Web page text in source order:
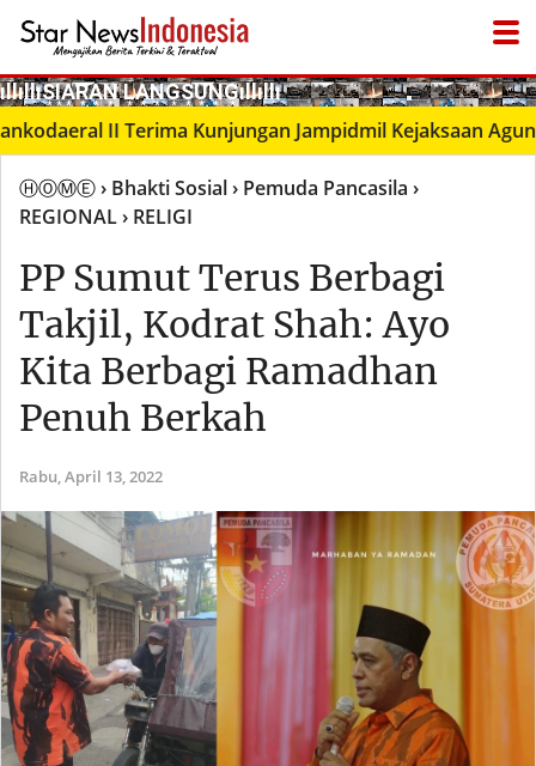
­ıllıllıS͙I͙A͙R͙A͙N͙ L͙A͙N͙G͙S͙U͙N͙G͙ıllıllı ● LIVΞ Tᐯ
II Terima Kunjungan Jampidmil Kejaksaan Agung
ⒽⓄⓂⒺ› Bhakti Sosial› Pemuda Pancasila ›
REGIONAL› RELIGI
PP Sumut Terus Berbagi
Takjil, Kodrat Shah: Ayo
Kita Berbagi Ramadhan
Penuh Berkah
Rabu,April 13, 2022